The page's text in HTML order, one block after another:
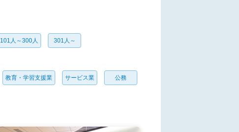
101人～300人 301人～
教育・学習支援業 サービス業 公務